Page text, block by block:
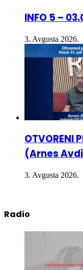
INFO 5 –
3. Avgusta 2026.
OTVORENI
(Arnes
Radio